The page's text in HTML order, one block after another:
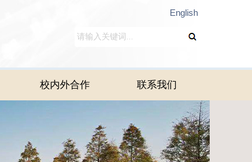
English
校内外合作 联系我们